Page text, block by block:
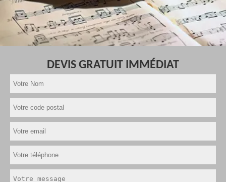
DEVIS GRATUIT IMMÉDIAT